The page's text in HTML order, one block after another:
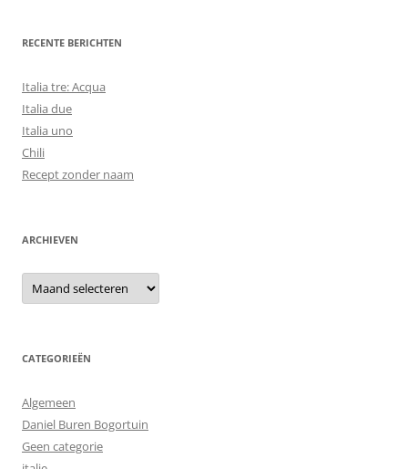
RECENTE BERICHTEN
Italia tre: Acqua
Italia due
Italia uno
Chili
Recept zonder naam
ARCHIEVEN
Archieven
CATEGORIEËN
Algemeen
Daniel Buren Bogortuin
Geen categorie